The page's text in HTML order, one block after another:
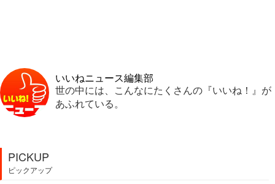
いいねニュース編集部
世の中には、こんなにたくさんの『いいね！』が
あふれている。
PICKUP
ピックアップ